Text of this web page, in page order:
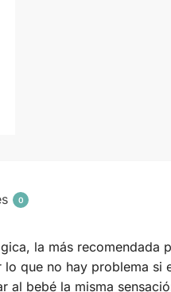
0
la más recomendada
que no hay problema si
bebé la misma